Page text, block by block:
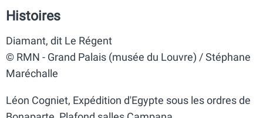
Histoires
Diamant, dit Le Régent
© RMN - Grand Palais (musée du Louvre) / Stéphane
Maréchalle
Léon Cogniet, Expédition d'Egypte sous les ordres de